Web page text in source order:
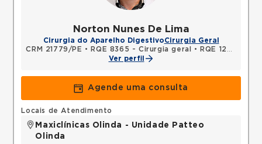
Norton Nunes De Lima
Cirurgia do Aparelho DigestivoCirurgia Geral
CRM 21779/PE • RQE 8365 - Cirurgia geral •
RQE 12577 - Cirurgia do aparelho digestivo
Ver perfil
Agende uma consulta
Locais de Atendimento
Maxiclínicas Olinda - Unidade Patteo
Olinda